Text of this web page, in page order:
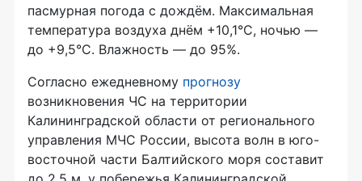
пасмурная погода с дождём. Максимальная
температура воздуха днём +10,1°С, ночью —
до +9,5°С. Влажность — до 95%.
Согласно ежедневному прогнозу
возникновения ЧС на территории
Калининградской области от регионального
управления МЧС России, высота волн в юго-
восточной части Балтийского моря составит